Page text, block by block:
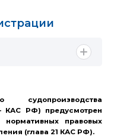
судопроизводства
КАС РФ) предусмотрен
правовых
(глава 21 КАС РФ).